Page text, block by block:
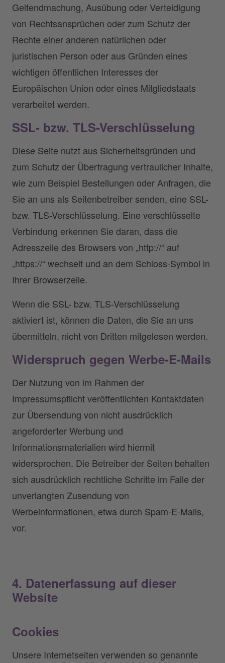
Geltendmachung, Ausübung oder Verteidigung
von Rechtsansprüchen oder zum Schutz der
Rechte einer anderen natürlichen oder
juristischen Person oder aus Gründen eines
wichtigen öffentlichen Interesses der
Europäischen Union oder eines Mitgliedstaats
verarbeitet werden.
SSL- bzw. TLS-Verschlüsselung
Diese Seite nutzt aus Sicherheitsgründen und
zum Schutz der Übertragung vertraulicher Inhalte,
wie zum Beispiel Bestellungen oder Anfragen, die
Sie an uns als Seitenbetreiber senden, eine SSL-
bzw. TLS-Verschlüsselung. Eine verschlüsselte
Verbindung erkennen Sie daran, dass die
Adresszeile des Browsers von „http://“ auf
„https://“ wechselt und an dem Schloss-Symbol in
Ihrer Browserzeile.
Wenn die SSL- bzw. TLS-Verschlüsselung
aktiviert ist, können die Daten, die Sie an uns
übermitteln, nicht von Dritten mitgelesen werden.
Widerspruch gegen Werbe-E-Mails
Der Nutzung von im Rahmen der
Impressumspflicht veröffentlichten Kontaktdaten
zur Übersendung von nicht ausdrücklich
angeforderter Werbung und
Informationsmaterialien wird hiermit
widersprochen. Die Betreiber der Seiten behalten
sich ausdrücklich rechtliche Schritte im Falle der
unverlangten Zusendung von
Werbeinformationen, etwa durch Spam-E-Mails,
vor.
4. Datenerfassung auf dieser
Website
Cookies
Unsere Internetseiten verwenden so genannte